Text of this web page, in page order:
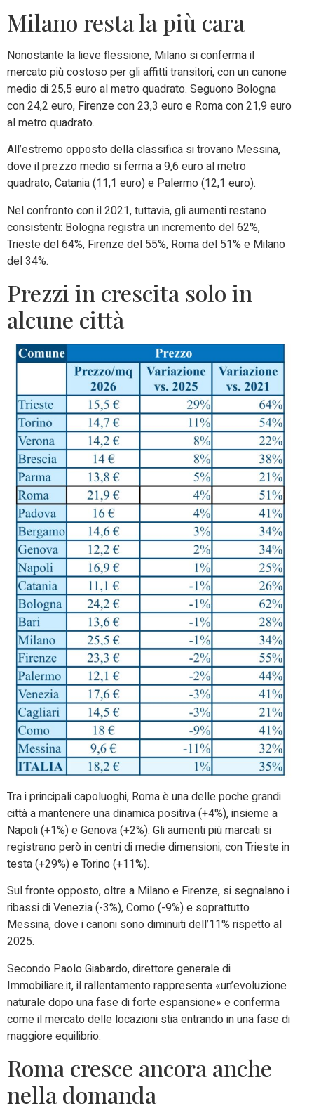
Milano resta la più cara
Nonostante la lieve flessione, Milano si conferma il
mercato più costoso per gli affitti transitori, con un canone
medio di 25,5 euro al metro quadrato. Seguono Bologna
con 24,2 euro, Firenze con 23,3 euro e Roma con 21,9 euro
al metro quadrato.
All’estremo opposto della classifica si trovano Messina,
dove il prezzo medio si ferma a 9,6 euro al metro
quadrato, Catania (11,1 euro) e Palermo (12,1 euro).
Nel confronto con il 2021, tuttavia, gli aumenti restano
consistenti: Bologna registra un incremento del 62%,
Trieste del 64%, Firenze del 55%, Roma del 51% e Milano
del 34%.
Prezzi in crescita solo in
alcune città
Tra i principali capoluoghi, Roma è una delle poche grandi
città a mantenere una dinamica positiva (+4%), insieme a
Napoli (+1%) e Genova (+2%). Gli aumenti più marcati si
registrano però in centri di medie dimensioni, con Trieste in
testa (+29%) e Torino (+11%).
Sul fronte opposto, oltre a Milano e Firenze, si segnalano i
ribassi di Venezia (-3%), Como (-9%) e soprattutto
Messina, dove i canoni sono diminuiti dell’11% rispetto al
2025.
Secondo Paolo Giabardo, direttore generale di
Immobiliare.it, il rallentamento rappresenta «un’evoluzione
naturale dopo una fase di forte espansione» e conferma
come il mercato delle locazioni stia entrando in una fase di
maggiore equilibrio.
Roma cresce ancora anche
nella domanda